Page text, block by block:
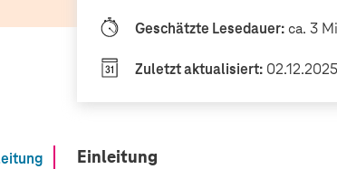
Geschätzte Lesedauer: ca. 3
Zuletzt aktualisiert: 02.12.2025
Einleitung